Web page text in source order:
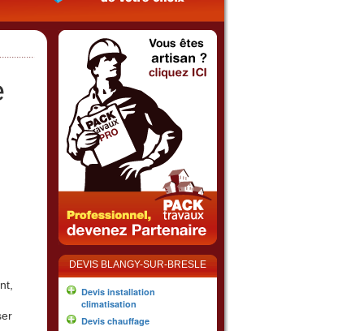
DEVIS BLANGY-SUR-BRESLE
Devis installation
climatisation
Devis chauffage